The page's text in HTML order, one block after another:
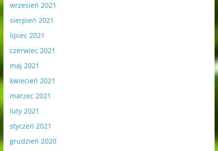
wrzesień 2021
sierpień 2021
lipiec 2021
czerwiec 2021
maj 2021
kwiecień 2021
marzec 2021
luty 2021
styczeń 2021
grudzień 2020